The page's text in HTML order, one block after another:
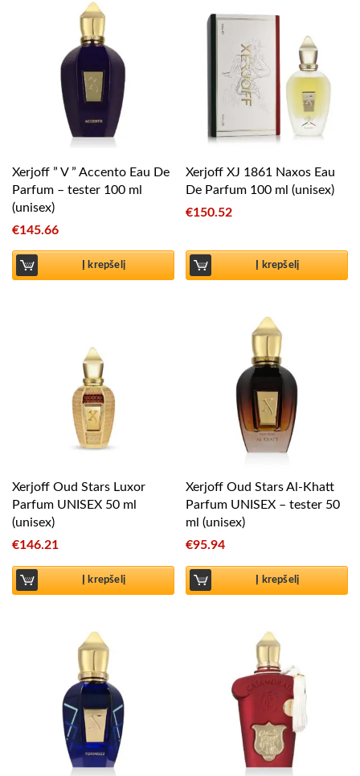
Xerjoff ” V ” Accento Eau De
Parfum – tester 100 ml
(unisex)
€145.66
Į krepšelį
Xerjoff XJ 1861 Naxos Eau
De Parfum 100 ml (unisex)
€150.52
Į krepšelį
Xerjoff Oud Stars Luxor
Parfum UNISEX 50 ml
(unisex)
€146.21
Į krepšelį
Xerjoff Oud Stars Al-Khatt
Parfum UNISEX – tester 50
ml (unisex)
€95.94
Į krepšelį